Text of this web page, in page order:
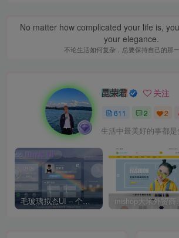
No matter how complicated your life is,
your elegance.
不论生活如何复杂，总要保持自己的那
昆荣君 关注
611 2 2
生活中最美好的事都
毛玻璃拟态UI – 个人主页（开源版）